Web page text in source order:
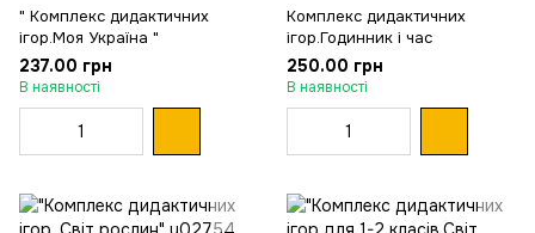
" Комплекс дидактичних
ігор.Моя Україна "
237.00 грн
В наявності
Комплекс дидактичних
ігор.Годинник і час
250.00 грн
В наявності